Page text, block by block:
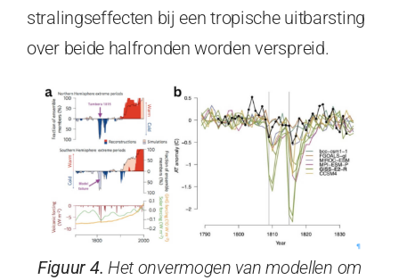
stralingseffecten bij een tropische uitbarsting
over beide halfronden worden verspreid.
Figuur 4. Het onvermogen van modellen om